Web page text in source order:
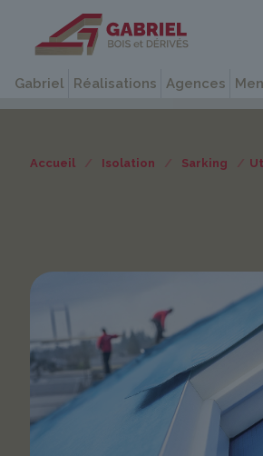
Gabriel Réalisations Agences
Accueil / Isolation / Sarking /